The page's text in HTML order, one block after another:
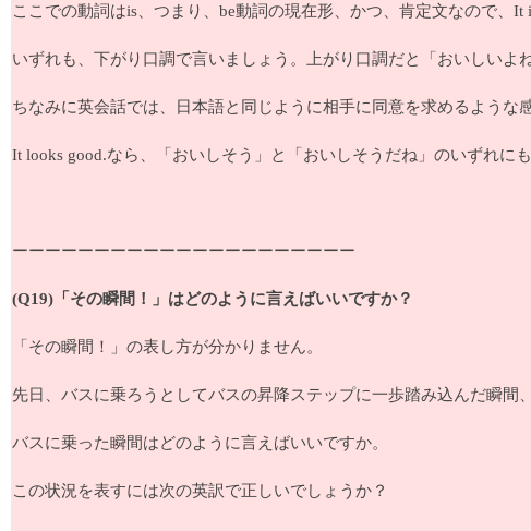
ここでの動詞はis、つまり、be動詞の現在形、かつ、肯定文なので、It
いずれも、下がり口調で言いましょう。上がり口調だと「おいしいよ
ちなみに英会話では、日本語と同じように相手に同意を求めるよう
It looks good.なら、「おいしそう」と「おいしそうだね」のいずれに
ーーーーーーーーーーーーーーーーーーーーー
(Q19)「その瞬間！」はどのように言えばいいですか？
「その瞬間！」の表し方が分かりません。
先日、バスに乗ろうとしてバスの昇降ステップに一歩踏み込んだ瞬間
バスに乗った瞬間はどのように言えばいいですか。
この状況を表すには次の英訳で正しいでしょうか？